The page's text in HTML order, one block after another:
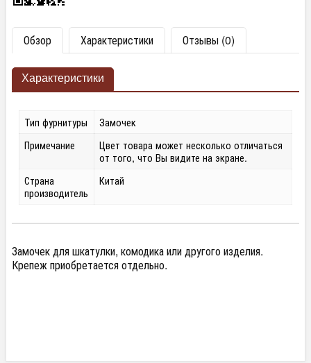
Обзор Характеристики Отзывы (0)
Характеристики
Тип фурнитуры
Замочек
Примечание
Цвет товара может несколько отличаться
от того, что Вы видите на экране.
Страна
производитель
Китай
Замочек для шкатулки, комодика или другого изделия.
Крепеж приобретается отдельно.